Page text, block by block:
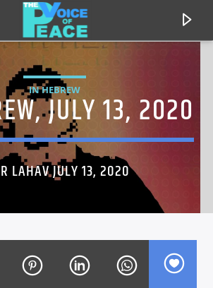
IN HEBREW
JULY 13, 2020
LAHAV JULY 13, 2020